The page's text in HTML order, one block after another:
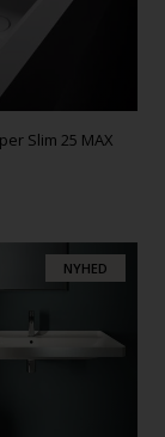
Slim 25 MAX
NYHED